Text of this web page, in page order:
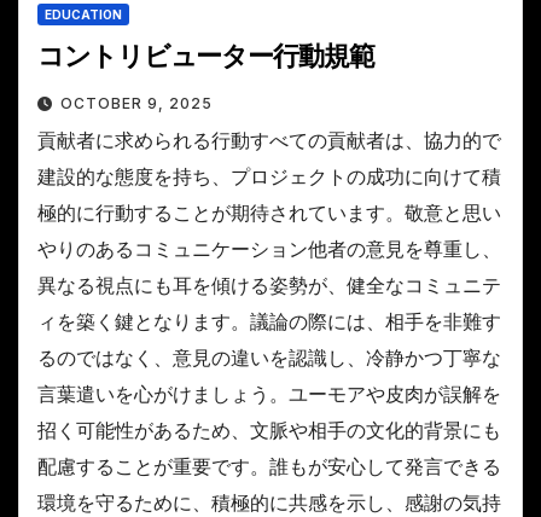
EDUCATION
コントリビューター行動規範
OCTOBER 9, 2025
貢献者に求められる行動すべての貢献者は、協力的で
建設的な態度を持ち、プロジェクトの成功に向けて積
極的に行動することが期待されています。敬意と思い
やりのあるコミュニケーション他者の意見を尊重し、
異なる視点にも耳を傾ける姿勢が、健全なコミュニテ
ィを築く鍵となります。議論の際には、相手を非難す
るのではなく、意見の違いを認識し、冷静かつ丁寧な
言葉遣いを心がけましょう。ユーモアや皮肉が誤解を
招く可能性があるため、文脈や相手の文化的背景にも
配慮することが重要です。誰もが安心して発言できる
環境を守るために、積極的に共感を示し、感謝の気持